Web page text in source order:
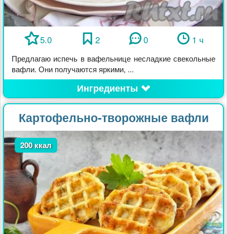
5.0 2 0 1 ч
Предлагаю испечь в вафельнице несладкие свекольные
вафли. Они получаются яркими, ...
Ингредиенты
Картофельно-творожные вафли
200 ккал